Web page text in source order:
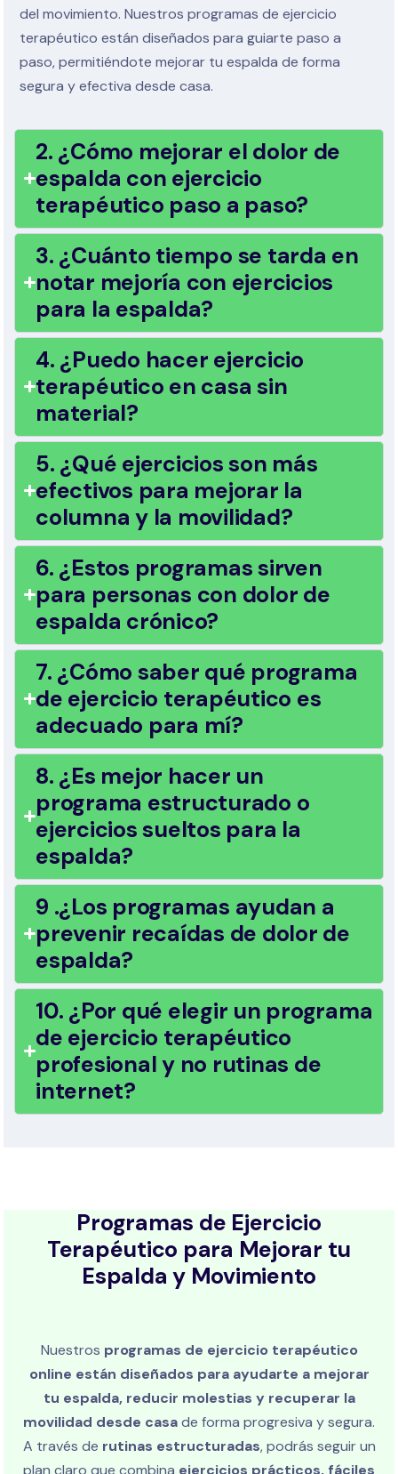
del movimiento. Nuestros programas de ejercicio
terapéutico están diseñados para guiarte paso a
paso, permitiéndote mejorar tu espalda de forma
segura y efectiva desde casa.
2. ¿Cómo mejorar el dolor de
espalda con ejercicio
terapéutico paso a paso?
3. ¿Cuánto tiempo se tarda en
notar mejoría con ejercicios
para la espalda?
4. ¿Puedo hacer ejercicio
terapéutico en casa sin
material?
5. ¿Qué ejercicios son más
efectivos para mejorar la
columna y la movilidad?
6. ¿Estos programas sirven
para personas con dolor de
espalda crónico?
7. ¿Cómo saber qué programa
de ejercicio terapéutico es
adecuado para mí?
8. ¿Es mejor hacer un
programa estructurado o
ejercicios sueltos para la
espalda?
9 .¿Los programas ayudan a
prevenir recaídas de dolor de
espalda?
10. ¿Por qué elegir un programa
de ejercicio terapéutico
profesional y no rutinas de
internet?
Programas de Ejercicio
Terapéutico para Mejorar tu
Espalda y Movimiento
Nuestros programas de ejercicio terapéutico
online están diseñados para ayudarte a mejorar
tu espalda, reducir molestias y recuperar la
movilidad desde casade forma progresiva y segura.
A través de rutinas estructuradas, podrás seguir un
plan claro que combina ejercicios prácticos, fáciles